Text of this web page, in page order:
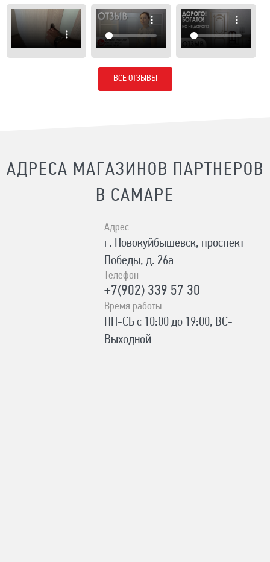
ВСЕ ОТЗЫВЫ
АДРЕСА МАГАЗИНОВ ПАРТНЕРОВ
В САМАРЕ
Адрес
г. Новокуйбышевск, проспект
Победы, д. 26а
Телефон
+7(902) 339 57 30
Время работы
ПН-СБ с 10:00 до 19:00, ВС-
Выходной